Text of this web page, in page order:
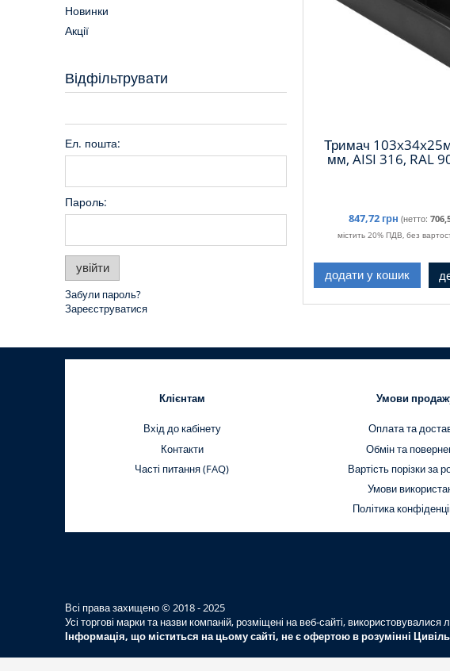
Новинки
Акції
Відфільтрувати
Ел. пошта:
Пароль:
увійти
Забули пароль?
Зареєструватися
Тримач
мм, AISI 316, RAL
847,72 грн (нетто:
містить 20% ПДВ, без
додати у кошик
Клієнтам
Вхід до кабінету
Контакти
Часті питання (FAQ)
Умови
Оплата та
Обмін та
Вартість порізки за
Умови
Політика
Всі права захищено © 2018 - 2025
Усі торгові марки та назви компаній, розміщені на веб-сайті,
Інформація, що міститься на цьому сайті, не є офертою в розумінні